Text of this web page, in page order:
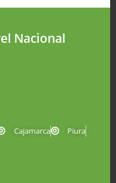
Nacional
Cajamarca
Piura